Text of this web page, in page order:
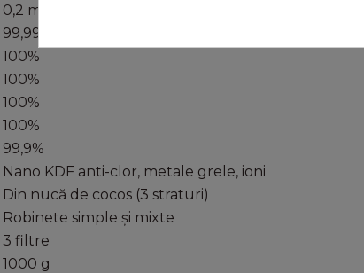
0,2 microni
99,99%
100%
100%
100%
100%
99,9%
Nano KDF anti-clor, metale grele, ioni
Din nucă de cocos (3 straturi)
Robinete simple și mixte
3 filtre
1000 g